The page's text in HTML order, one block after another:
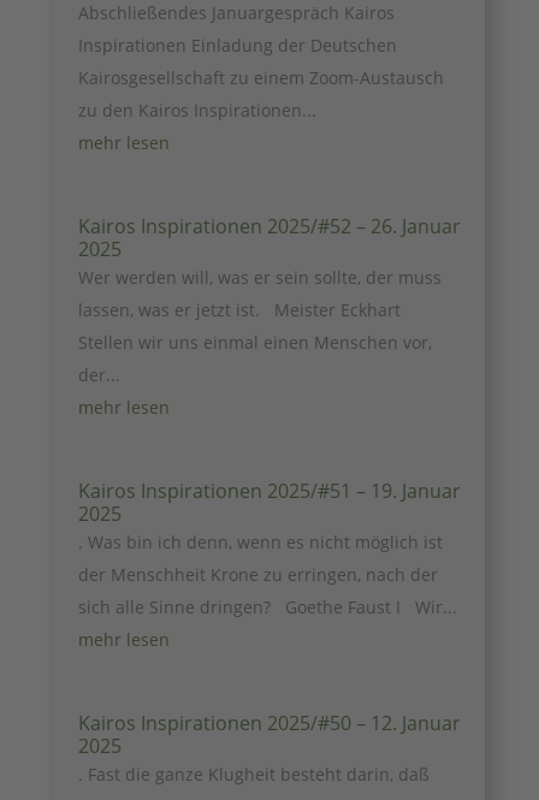
Abschließendes Januargespräch Kairos
Inspirationen Einladung der Deutschen
Kairosgesellschaft zu einem Zoom-Austausch
zu den Kairos Inspirationen...
mehr lesen
Kairos Inspirationen 2025/#52 – 26. Januar
2025
Wer werden will, was er sein sollte, der muss
lassen, was er jetzt ist. Meister Eckhart
Stellen wir uns einmal einen Menschen vor,
der...
mehr lesen
Kairos Inspirationen 2025/#51 – 19. Januar
2025
. Was bin ich denn, wenn es nicht möglich ist
der Menschheit Krone zu erringen, nach der
sich alle Sinne dringen? Goethe Faust I Wir...
mehr lesen
Kairos Inspirationen 2025/#50 – 12. Januar
2025
. Fast die ganze Klugheit besteht darin, daß